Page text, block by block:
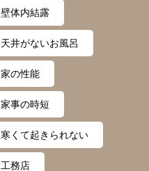
壁体内結露
天井がないお風呂
家の性能
家事の時短
寒くて起きられない
工務店